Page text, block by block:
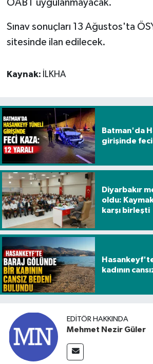
ÖABT uygulanmayacak.
Sınav sonuçları 13 Ağustos'ta
sitesinde ilan edilecek.
Kaynak: İLKHA
Batman'da
girişinde feci
Diyarbakır
oldu:
karşı birleşti
kadının
EDITÖR HAKKINDA
Mehmet Nezir Güler